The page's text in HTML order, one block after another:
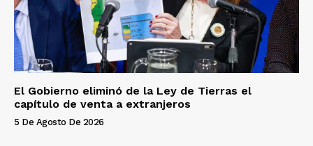
El Gobierno eliminó de la Ley de Tierras el
capítulo de venta a extranjeros
5 De Agosto De 2026